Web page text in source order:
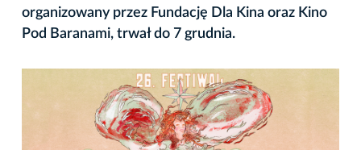
organizowany przez Fundację Dla Kina oraz Kino
Pod Baranami, trwał do 7 grudnia.